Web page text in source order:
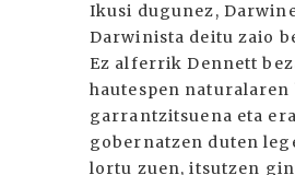
Ikusi dugunez,
Darwinista deitu zaio
Ez alferrik Dennett
hautespen
garrantzitsuena eta
gobernatzen duten
lortu zuen, itsutzen